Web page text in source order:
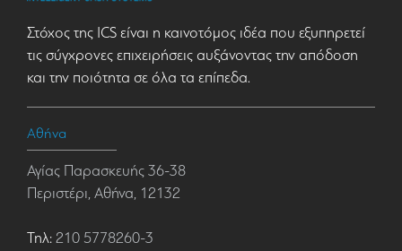
Στόχος της ICS είναι η καινοτόμος ιδέα που εξυπηρετεί
τις σύγχρονες επιχειρήσεις αυξάνοντας την απόδοση
και την ποιότητα σε όλα τα επίπεδα.
Αθήνα
Αγίας Παρασκευής 36-38
Περιστέρι, Αθήνα, 12132
Τηλ: 210 5778260-3